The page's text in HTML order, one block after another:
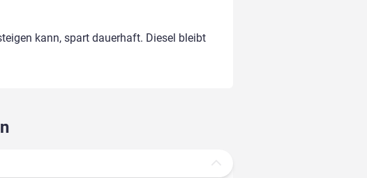
kann, spart dauerhaft. Diesel bleibt